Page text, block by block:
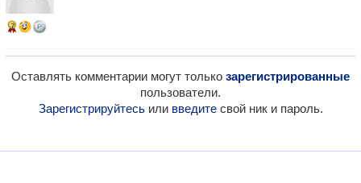
7
Оставлять комментарии могут только зарегистрированные
пользователи.
Зарегистрируйтесьили введитесвой ник и пароль.